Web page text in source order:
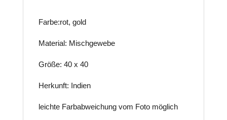
Farbe:rot, gold
Material: Mischgewebe
Größe: 40 x 40
Herkunft: Indien
leichte Farbabweichung vom Foto möglich